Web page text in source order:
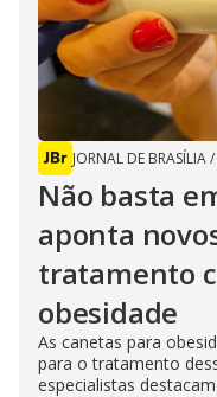
JORNAL DE BRASÍLIA/
Não basta
aponta
tratamento
obesidade
As canetas para
para o tratamento
especialistas